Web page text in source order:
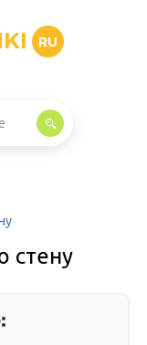
RU
стену